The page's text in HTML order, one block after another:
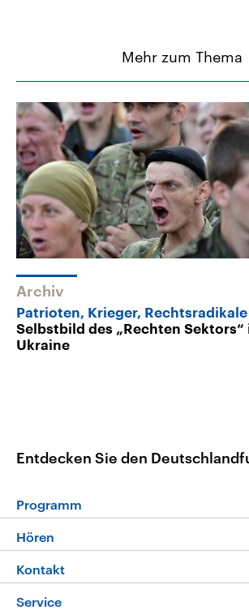
Mehr zum Thema
Archiv
Patrioten, Krieger, Rechtsradikale
Selbstbild des „Rechten Sektors“
Ukraine
Entdecken Sie den
Programm
Programm
Die Nachrichten
Hören
Livestream
Kontakt
Hörerservice
Service